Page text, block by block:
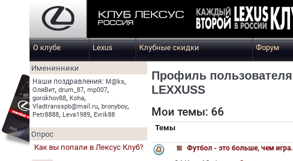
О клубе Lexus Клубные скидки Форум
Именинники
Наши поздравления: M@ks,
ОляВит, drum_87, mp007,
gorokhov88, Koha,
Vladtransspb@mail.ru, bronyboy,
Petr8888, Leva1989, Evrik88
Опрос
Как вы попали в Лексус Клуб?
Профиль пользователя
LEXXUSS
Мои темы: 66
Темы
Футбол - это больше, чем игра.